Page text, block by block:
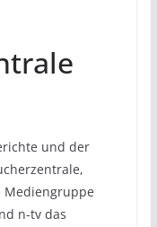
und der
Mediengruppe
n-tv das